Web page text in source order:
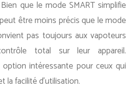
que le mode SMART simplifie
être moins précis que le mode
pas toujours aux vapoteurs
total sur leur appareil.
intéressante pour ceux qui
la facilité d’utilisation.